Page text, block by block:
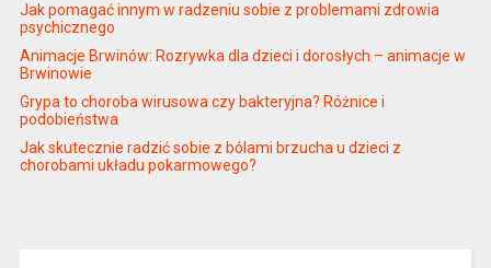
Jak pomagać innym w radzeniu sobie z problemami zdrowia
psychicznego
Animacje Brwinów: Rozrywka dla dzieci i dorosłych – animacje w
Brwinowie
Grypa to choroba wirusowa czy bakteryjna? Różnice i
podobieństwa
Jak skutecznie radzić sobie z bólami brzucha u dzieci z
chorobami układu pokarmowego?